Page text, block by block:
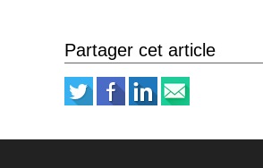
Partager cet article